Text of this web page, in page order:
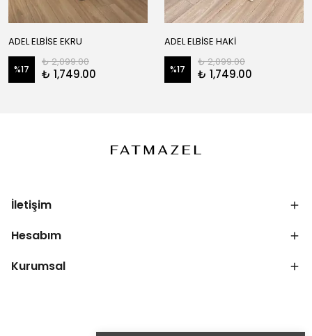
ADEL ELBİSE EKRU
%17
₺ 2,099.00
₺ 1,749.00
ADEL ELBİSE HAKİ
%17
₺ 2,099.00
₺ 1,749.00
İletişim
Hesabım
Kurumsal